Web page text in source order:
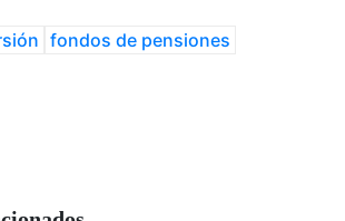
fondos de pensiones